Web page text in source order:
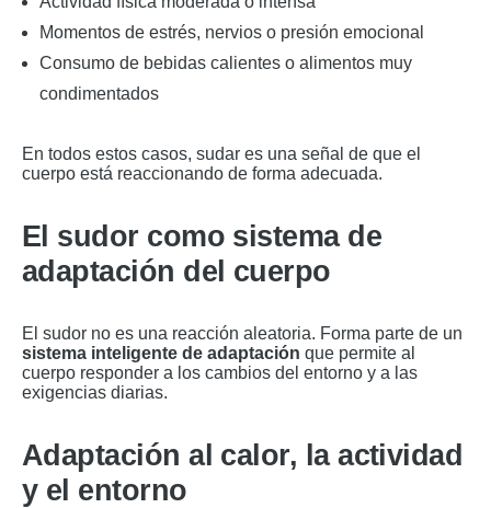
Momentos de estrés, nervios o presión emocional
Consumo de bebidas calientes o alimentos muy
condimentados
En todos estos casos, sudar es una señal de que el
cuerpo está reaccionando de forma adecuada.
El sudor como sistema de
adaptación del cuerpo
El sudor no es una reacción aleatoria. Forma parte de un
sistema inteligente de adaptación que permite al
cuerpo responder a los cambios del entorno y a las
exigencias diarias.
Adaptación al calor, la actividad
y el entorno